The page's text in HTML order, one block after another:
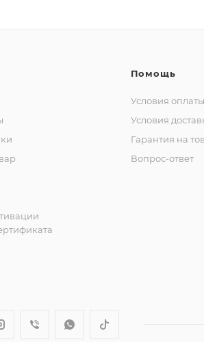
Помощь
Условия оплаты
Условия
Гарантия на
Вопрос-ответ